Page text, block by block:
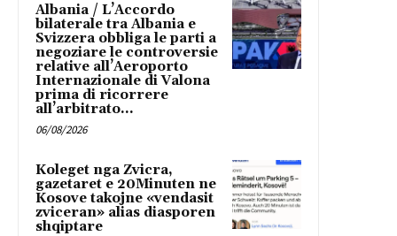
Albania / L’Accordo
bilaterale tra Albania e
Svizzera obbliga le parti a
negoziare le controversie
relative all’Aeroporto
Internazionale di Valona
prima di ricorrere
all’arbitrato...
06/08/2026
Koleget nga Zvicra,
gazetaret e 20Minuten ne
Kosove takojne «vendasit
zviceran» alias diasporen
shqiptare